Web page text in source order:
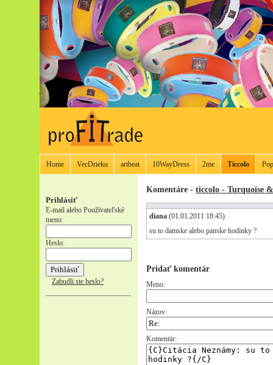
Home VecDrieku artbeat 10WayDress 2me Ticcolo
Prihlásiť
E-mail alebo Používateľské
meno:
Heslo:
Zabudli ste heslo?
Komentáre - ticcolo - Turquoise
diana (01.01.2011 18:45)
su to damske alebo panske hodinky ?
Pridať komentár
Meno:
Názov:
Komentár: